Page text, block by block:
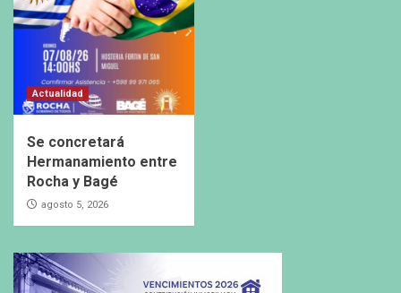
Actualidad
Se concretará
Hermanamiento entre
Rocha y Bagé
agosto 5, 2026